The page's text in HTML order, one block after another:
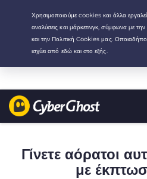
Your choice:The Best Dealfor
/month
Γίνετε αόρατοι
με